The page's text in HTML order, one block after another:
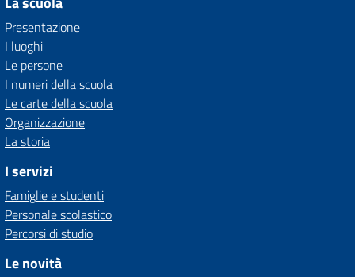
Presentazione
I luoghi
Le persone
I numeri della scuola
Le carte della scuola
Organizzazione
La storia
I servizi
Famiglie e studenti
Personale scolastico
Percorsi di studio
Le novità